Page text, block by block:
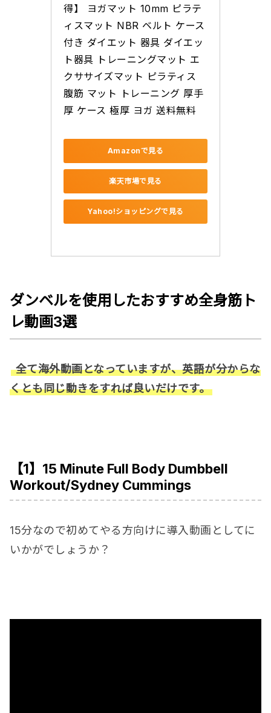
得】 ヨガマット 10mm ピラテ
ィスマット NBR ベルト ケース
付き ダイエット 器具 ダイエッ
ト器具 トレーニングマット エ
クササイズマット ピラティス
腹筋 マット トレーニング 厚手
厚 ケース 極厚 ヨガ 送料無料
Amazonで見る
楽天市場で見る
Yahoo!ショッピングで見る
ダンベルを使用したおすすめ全身筋ト
レ動画3選
全て海外動画となっていますが、英語が分からな
くとも同じ動きをすれば良いだけです。
【1】15 Minute Full Body Dumbbell
Workout/Sydney Cummings
15分なので初めてやる方向けに導入動画としてに
いかがでしょうか？